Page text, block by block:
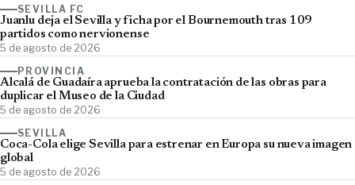
SEVILLA FC
Juanlu deja el Sevilla y ficha por el Bournemouth tras 109
partidos como nervionense
5 de agosto de 2026
PROVINCIA
Alcalá de Guadaíra aprueba la contratación de las obras para
duplicar el Museo de la Ciudad
5 de agosto de 2026
SEVILLA
Coca-Cola elige Sevilla para estrenar en Europa su nueva imagen
global
5 de agosto de 2026